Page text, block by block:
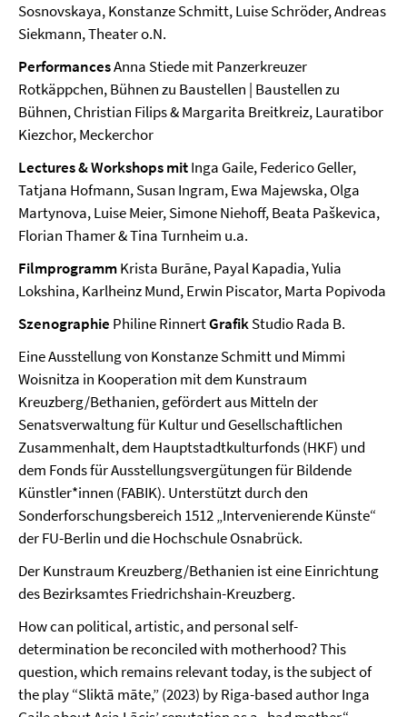
Sosnovskaya, Konstanze Schmitt, Luise Schröder, Andreas
Siekmann, Theater o.N.
PerformancesAnna Stiede mit Panzerkreuzer
Rotkäppchen, Bühnen zu Baustellen | Baustellen zu
Bühnen, Christian Filips & Margarita Breitkreiz, Lauratibor
Kiezchor, Meckerchor
Lectures & Workshops mitInga Gaile, Federico Geller,
Tatjana Hofmann, Susan Ingram, Ewa Majewska, Olga
Martynova, Luise Meier, Simone Niehoff, Beata Paškevica,
Florian Thamer & Tina Turnheim u.a.
FilmprogrammKrista Burāne, Payal Kapadia, Yulia
Lokshina, Karlheinz Mund, Erwin Piscator, Marta Popivoda
Szenographie Philine RinnertGrafikStudio Rada B.
Eine Ausstellung von Konstanze Schmitt und Mimmi
Woisnitza in Kooperation mit dem Kunstraum
Kreuzberg/Bethanien, gefördert aus Mitteln der
Senatsverwaltung für Kultur und Gesellschaftlichen
Zusammenhalt, dem Hauptstadtkulturfonds (HKF) und
dem Fonds für Ausstellungsvergütungen für Bildende
Künstler*innen (FABIK). Unterstützt durch den
Sonderforschungsbereich 1512 „Intervenierende Künste“
der FU-Berlin und die Hochschule Osnabrück.
Der Kunstraum Kreuzberg/Bethanien ist eine Einrichtung
des Bezirksamtes Friedrichshain-Kreuzberg.
How can political, artistic, and personal self-
determination be reconciled with motherhood? This
question, which remains relevant today, is the subject of
the play “Sliktā māte,” (2023) by Riga-based author Inga